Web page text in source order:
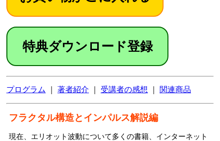
特典ダウンロード登録
プログラム 著者紹介 受講者の感想 関連商品
フラクタル構造とインパルス解説編
現在、エリオット波動について多くの書籍、インターネット